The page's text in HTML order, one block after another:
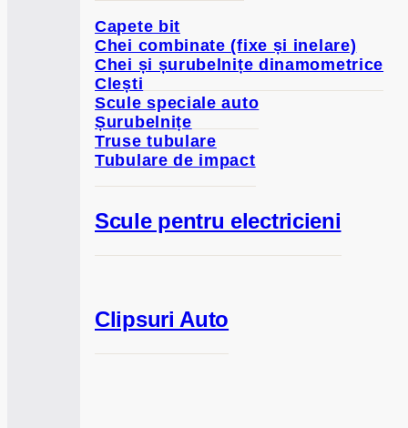
Capete bit
Chei combinate (fixe și inelare)
Chei și șurubelnițe dinamometrice
Clești
Scule speciale auto
Șurubelnițe
Truse tubulare
Tubulare de impact
Scule pentru electricieni
Clipsuri Auto